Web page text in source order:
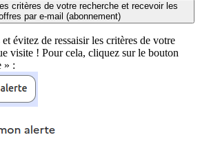
critères de votre recherche et recevoir les
par e-mail (abonnement)
évitez de ressaisir les critères de votre
visite ! Pour cela, cliquez sur le bouton
» :